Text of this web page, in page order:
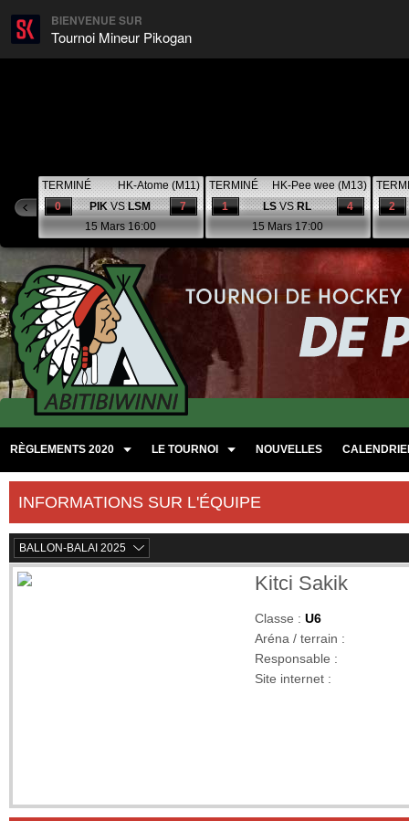
BIENVENUE SUR
Tournoi Mineur Pikogan
TERMINÉ
HK-Atome (M11)
7
0 PIKVSLSM
15 Mars 16:00
TERMINÉ
HK-Pee wee (M13)
4
1 LSVSRL
15 Mars 17:00
2
RÈGLEMENTS 2020 LE TOURNOI NOUVELLES
INFORMATIONS SUR L'ÉQUIPE
BALLON-BALAI 2025
Kitci Sakik
Classe : U6
Aréna / terrain :
Responsable :
Site internet :